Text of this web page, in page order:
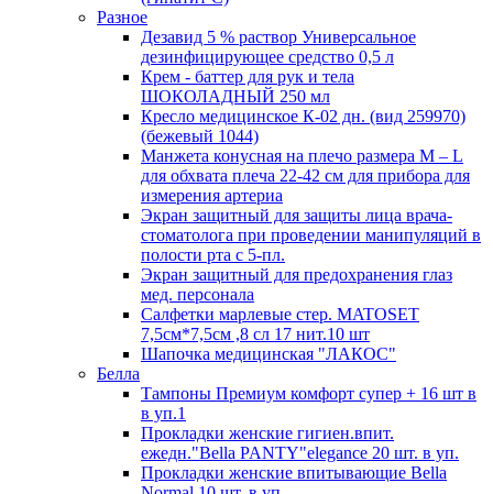
Разное
Дезавид 5 % раствор Универсальное
дезинфицирующее средство 0,5 л
Крем - баттер для рук и тела
ШОКОЛАДНЫЙ 250 мл
Кресло медицинское К-02 дн. (вид 259970)
(бежевый 1044)
Манжета конусная на плечо размера М – L
для обхвата плеча 22-42 см для прибора для
измерения артериа
Экран защитный для защиты лица врача-
стоматолога при проведении манипуляций в
полости рта с 5-пл.
Экран защитный для предохранения глаз
мед. персонала
Салфетки марлевые стер. MATOSET
7,5см*7,5см ,8 сл 17 нит.10 шт
Шапочка медицинская "ЛАКОС"
Белла
Тампоны Премиум комфорт супер + 16 шт в
в уп.1
Прокладки женские гигиен.впит.
ежедн."Bella PANTY"elegance 20 шт. в уп.
Прокладки женские впитывающие Bella